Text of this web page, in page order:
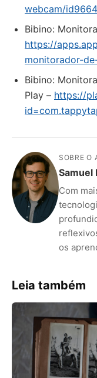
webcam/
‎Bibino:
https://
monitorador-
Bibino:
Play – https://
SOBRE O
Samuel
Com
os
Leia também